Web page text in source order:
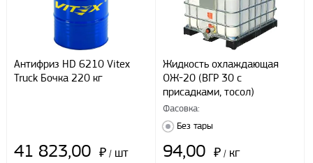
Я даю свое согласие ООО «Улисс» на обработку моих
Антифриз HD 6210 Vitex
Truck Бочка 220 кг
41 823,00 ₽ / шт
Жидкость охлаждающая
ОЖ-20 (ВГР 30 с
присадками, тосол)
Фасовка:
Без тары
94,00 ₽ / кг